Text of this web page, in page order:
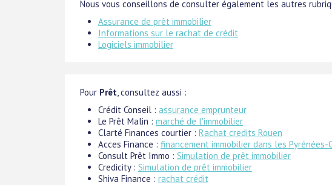
Nous vous conseillons de consulter également les autres
Assurance de prêt immobilier
Informations sur le rachat de crédit
Logiciels immobilier
Pour Prêt , consultez aussi :
Crédit Conseil : assurance emprunteur
Le Prêt Malin : marché de l'immobilier
Clarté Finances courtier : Rachat credits Rouen
Acces Finance : financement immobilier dans les Pyrénées-
Consult Prêt Immo : Simulation de prêt immobilier
Credicity : Simulation de prêt immobilier
Shiva Finance : rachat crédit